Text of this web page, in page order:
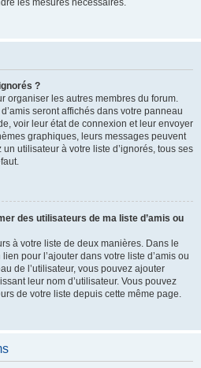
les mesures nécessaires.
?
organiser les autres membres du forum.
seront affichés dans votre panneau
voir leur état de connexion et leur envoyer
graphiques, leurs messages peuvent
utilisateur à votre liste d’ignorés, tous ses
des utilisateurs de ma liste d’amis ou
à votre liste de deux manières. Dans le
pour l’ajouter dans votre liste d’amis ou
de l’utilisateur, vous pouvez ajouter
leur nom d’utilisateur. Vous pouvez
de votre liste depuis cette même page.